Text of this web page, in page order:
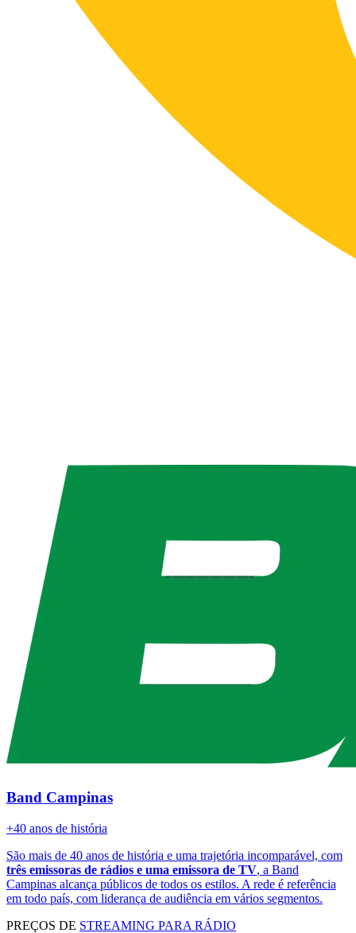
Band Campinas
+40 anos de história
São mais de 40 anos de história e uma trajetória incomparável, com
três emissoras de rádios e uma emissora de TV, a Band
Campinas alcança públicos de todos os estilos. A rede é referência
em todo país, com liderança de audiência em vários segmentos.
PREÇOS DE STREAMING PARA RÁDIO